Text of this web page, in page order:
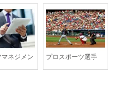
ネジメン
プロスポーツ選手